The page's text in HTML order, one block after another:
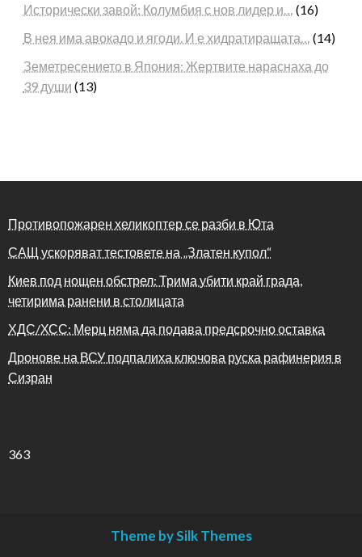
Исторически завой: Колумбия с нов лидер и… (16)
В нея има авокадо и ягоди. И е хидратиращата… (14)
Земетресението в Япония: Жертвите нараснаха до
39 души (13)
Противопожарен хеликоптер се разби в Юта
САЩ ускоряват тестовете на „Златен купол“
Киев под нощен обстрел: Трима убити край града,
четирима ранени в столицата
ХДС/ХСС: Мерц няма да подава предсрочно оставка
Дронове на ВСУ подпалиха ключова руска рафинерия в
Сизран
363
Theme by Silk Themes